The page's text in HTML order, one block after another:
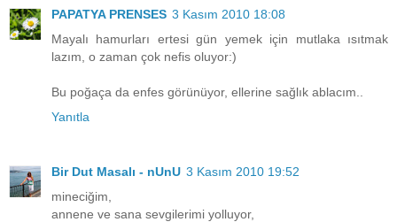
PAPATYA PRENSES 3 Kasım 2010 18:08
Mayalı hamurları ertesi gün yemek için mutlaka ısıtmak
lazım, o zaman çok nefis oluyor:)
Bu poğaça da enfes görünüyor, ellerine sağlık ablacım..
Yanıtla
Bir Dut Masalı - nUnU 3 Kasım 2010 19:52
mineciğim,
annene ve sana sevgilerimi yolluyor,